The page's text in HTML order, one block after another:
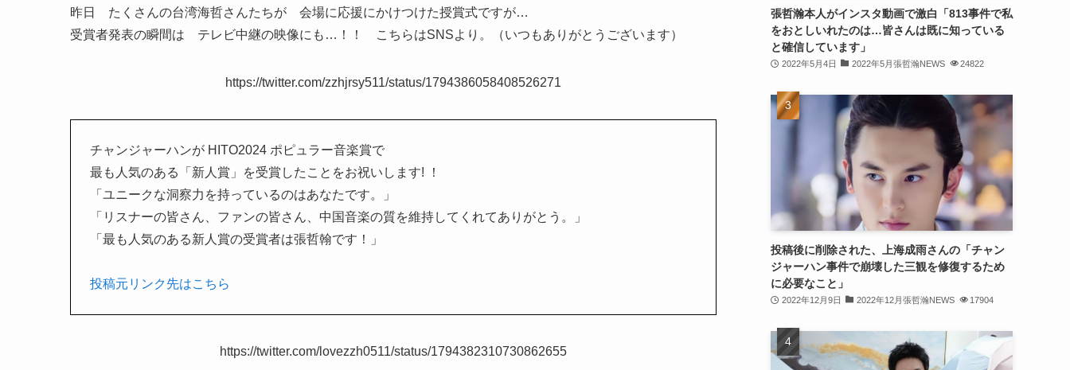
昨日 たくさんの台湾海哲さんたちが 会場に応援にかけつけた授賞式ですが…
受賞者発表の瞬間は テレビ中継の映像にも…！！ こちらはSNSより。（いつもありがとうございます）
https://twitter.com/zzhjrsy511/status/1794386058408526271
チャンジャーハンが HITO2024 ポピュラー音楽賞で
最も人気のある「新人賞」を受賞したことをお祝いします! ！
「ユニークな洞察力を持っているのはあなたです。」
「リスナーの皆さん、ファンの皆さん、中国音楽の質を維持してくれてありがとう。」
「最も人気のある新人賞の受賞者は張哲翰です！」
投稿元リンク先はこちら
https://twitter.com/lovezzh0511/status/1794382310730862655
(31)
(32)
(32)
(29)
(31)
(31)
(31)
(32)
張哲瀚本人がインスタ動画で激白「813事件で私
をおとしいれたのは…皆さんは既に知っている
と確信しています」
2022年5月4日 2022年5月張哲瀚NEWS 24822
投稿後に削除された、上海成雨さんの「チャン
ジャーハン事件で崩壊した三観を修復するため
に必要なこと」
2022年12月9日 2022年12月張哲瀚NEWS 17904